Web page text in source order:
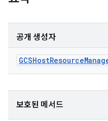
공개 생성자
GCSHostResource
보호된 메서드